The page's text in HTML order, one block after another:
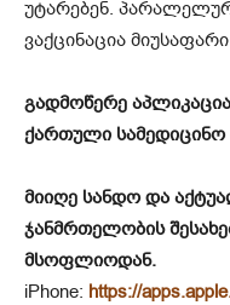
უტარებენ.
ვაქცინაცია
გადმოწერე აპლიკაცია
ქართული
მიიღე სანდო და
ჯანმრთელობის
მსოფლიოდან.
iPhone: https://